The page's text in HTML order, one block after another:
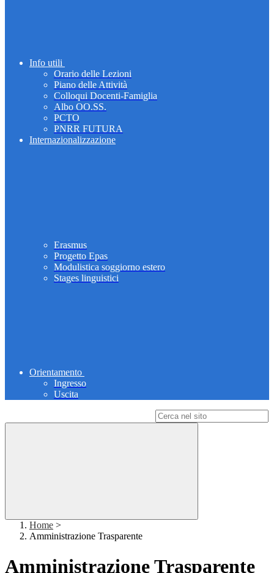
Info utili
Orario delle Lezioni
Piano delle Attività
Colloqui Docenti-Famiglia
Albo OO.SS.
PCTO
PNRR FUTURA
Internazionalizzazione
Erasmus
Progetto Epas
Modulistica soggiorno estero
Stages linguistici
Orientamento
Ingresso
Uscita
Home >
Amministrazione Trasparente
Amministrazione Trasparente